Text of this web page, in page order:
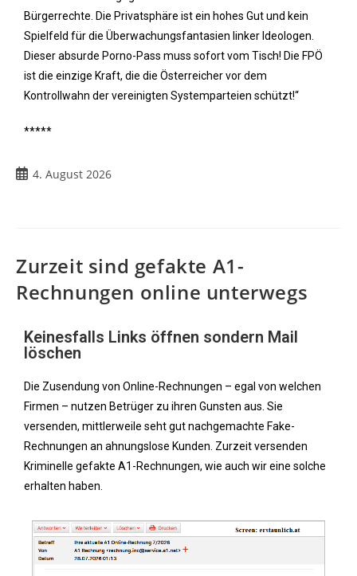
Bürgerrechte. Die Privatsphäre ist ein hohes Gut und kein
Spielfeld für die Überwachungsfantasien linker Ideologen.
Dieser absurde Porno-Pass muss sofort vom Tisch! Die FPÖ
ist die einzige Kraft, die die Österreicher vor dem
Kontrollwahn der vereinigten Systemparteien schützt!“
*****
4. August 2026
Zurzeit sind gefakte A1-
Rechnungen online unterwegs
Keinesfalls Links öffnen sondern Mail
löschen
Die Zusendung von Online-Rechnungen – egal von welchen
Firmen – nutzen Betrüger zu ihren Gunsten aus. Sie
versenden, mittlerweile seht gut nachgemachte Fake-
Rechnungen an ahnungslose Kunden. Zurzeit versenden
Kriminelle gefakte A1-Rechnungen, wie auch wir eine solche
erhalten haben.